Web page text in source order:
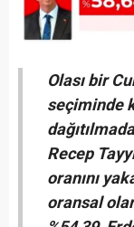
Olası bir
seçiminde
Recep
oranını
oransal